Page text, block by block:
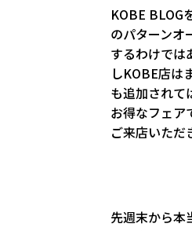
KOBE BLOG
のパターンオ
するわけでは
しKOBE店は
も追加されて
お得なフェア
ご来店いただ
先週末から本